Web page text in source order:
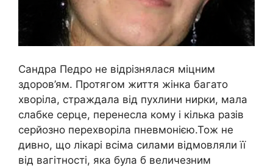
Сандра Педро не відрізнялася міцним
здоров’ям. Протягом життя жінка багато
хворіла, страждала від пухлини нирки, мала
слабке серце, перенесла кому і кілька разів
серйозно перехворіла пневмонією.Тож не
дивно, що лікарі всіма силами відмовляли її
від вагітності, яка була б величезним